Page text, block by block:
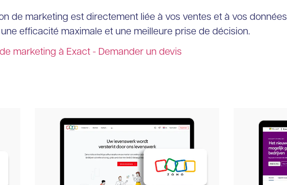
de marketing est directement liée à vos ventes et à vos données
efficacité maximale et une meilleure prise de décision.
marketing à Exact - Demander un devis